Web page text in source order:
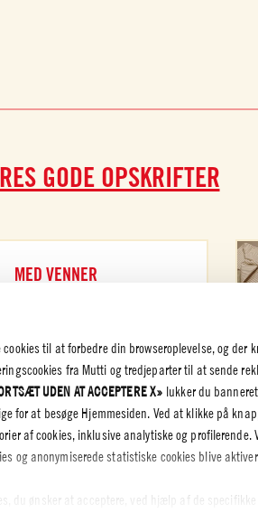
til at forbedre din browseroplevelse, og der
fra Mutti og tredjeparter til at sende
UDEN AT ACCEPTERE X» lukker du
for at besøge Hjemmesiden. Ved at klikke på
af cookies, inklusive analytiske og profilerende.
og anonymiserede statistiske cookies blive
du ønsker at acceptere, ved hjælp af de specifikke
GODE OPSKRIFTER
MED VENNER